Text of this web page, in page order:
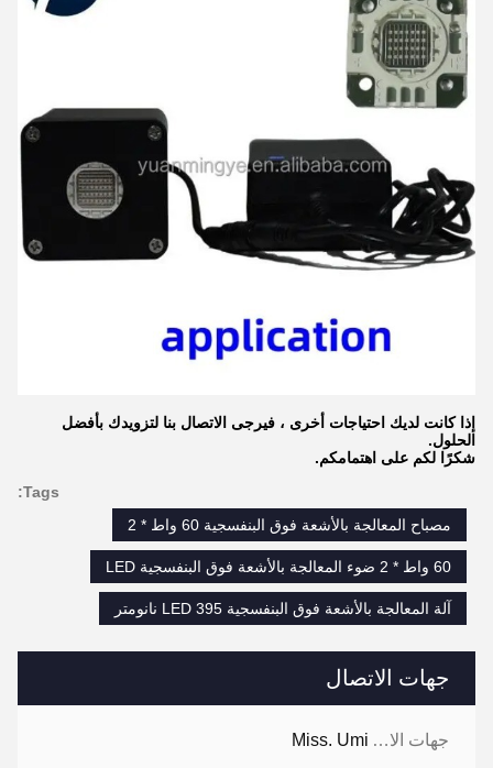
جهات الاتصال
جهات الاتصال: Miss. Umi
إذا كانت لديك احتياجات أخرى ، فيرجى الاتصال بنا لتزويدك بأفضل
الحلول.
شكرًا لكم على اهتمامكم.
Tags:
مصباح المعالجة بالأشعة فوق البنفسجية 60 واط * 2
60 واط * 2 ضوء المعالجة بالأشعة فوق البنفسجية LED
آلة المعالجة بالأشعة فوق البنفسجية LED 395 نانومتر